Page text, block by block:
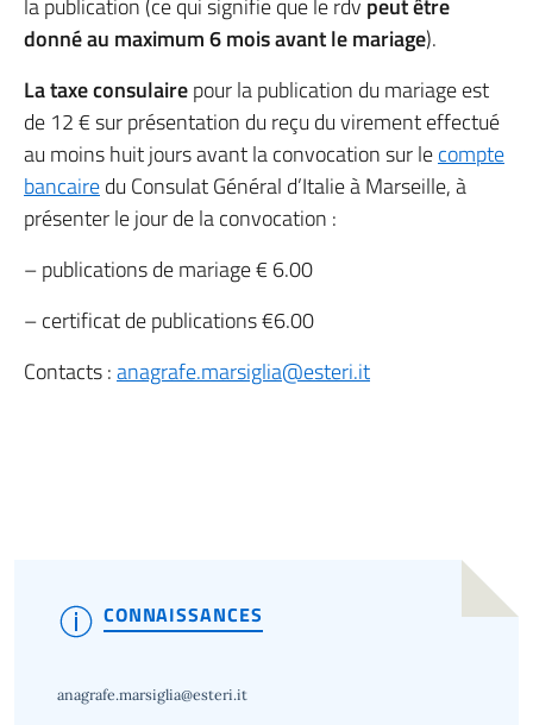
la publication (ce qui signifie que le rdv peut être
donné au maximum 6 mois avant le mariage).
La taxe consulairepour la publication du mariage est
de 12 € sur présentation du reçu du virement effectué
au moins huit jours avant la convocation sur lecompte
bancairedu Consulat Général d’Italie à Marseille, à
présenter le jour de la convocation :
– publications de mariage € 6.00
– certificat de publications €6.00
Contacts :anagrafe.marsiglia@esteri.it
CONNAISSANCES
anagrafe.marsiglia@esteri.it